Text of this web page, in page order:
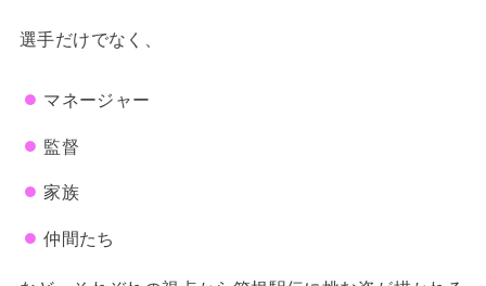
選手だけでなく、
マネージャー
監督
家族
仲間たち